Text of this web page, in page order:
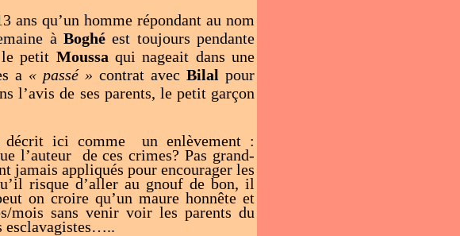
ans qu’un homme répondant au nom
à Boghéest toujours pendante
petit Moussa qui nageait dans une
a « passé » contrat avec Bilal pour
l’avis de ses parents, le petit garçon
décrit ici comme un enlèvement :
l’auteur de ces crimes? Pas grand-
jamais appliqués pour encourager les
risque d’aller au gnouf de bon, il
on croire qu’un maure honnête et
mois sans venir voir les parents du
esclavagistes…..